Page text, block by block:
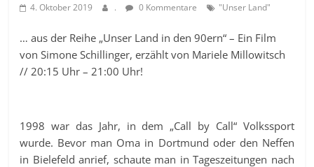
4. Oktober 2019 . 0 Kommentare "Unser Land"
… aus der Reihe „Unser Land in den 90ern“ – Ein Film
von Simone Schillinger, erzählt von Mariele Millowitsch
// 20:15 Uhr – 21:00 Uhr!
1998 war das Jahr, in dem „Call by Call“ Volkssport
wurde. Bevor man Oma in Dortmund oder den Neffen
in Bielefeld anrief, schaute man in Tageszeitungen nach